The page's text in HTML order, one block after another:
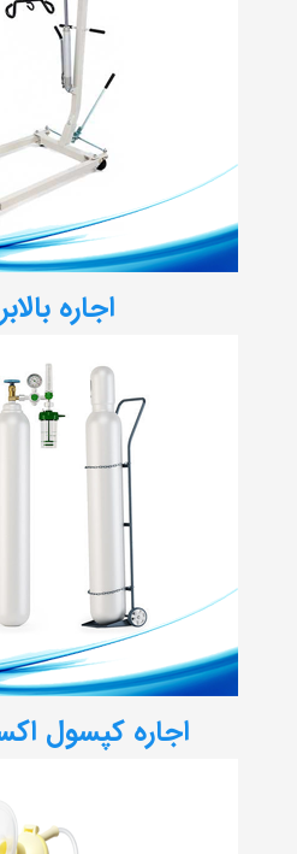
اجاره
اجاره کپسول